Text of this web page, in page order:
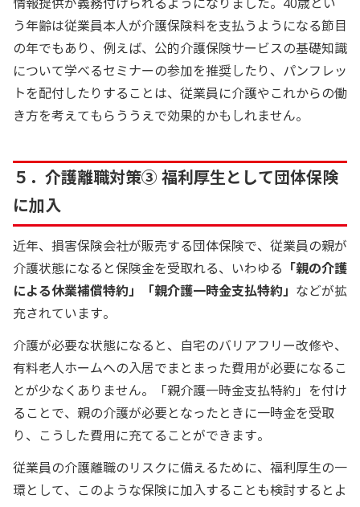
情報提供が義務付けられるようになりました。40歳とい
う年齢は従業員本人が介護保険料を支払うようになる節目
の年でもあり、例えば、公的介護保険サービスの基礎知識
について学べるセミナーの参加を推奨したり、パンフレッ
トを配付したりすることは、従業員に介護やこれからの働
き方を考えてもらううえで効果的かもしれません。
５．介護離職対策③ 福利厚生として団体保険
に加入
近年、損害保険会社が販売する団体保険で、従業員の親が
介護状態になると保険金を受取れる、いわゆる
「親の介護
による休業補償特約」「親介護一時金支払特約」 などが拡
充されています。
介護が必要な状態になると、自宅のバリアフリー改修や、
有料老人ホームへの入居でまとまった費用が必要になるこ
とが少なくありません。「親介護一時金支払特約」を付け
ることで、親の介護が必要となったときに一時金を受取
り、こうした費用に充てることができます。
従業員の介護離職のリスクに備えるために、福利厚生の一
環として、このような保険に加入することも検討するとよ